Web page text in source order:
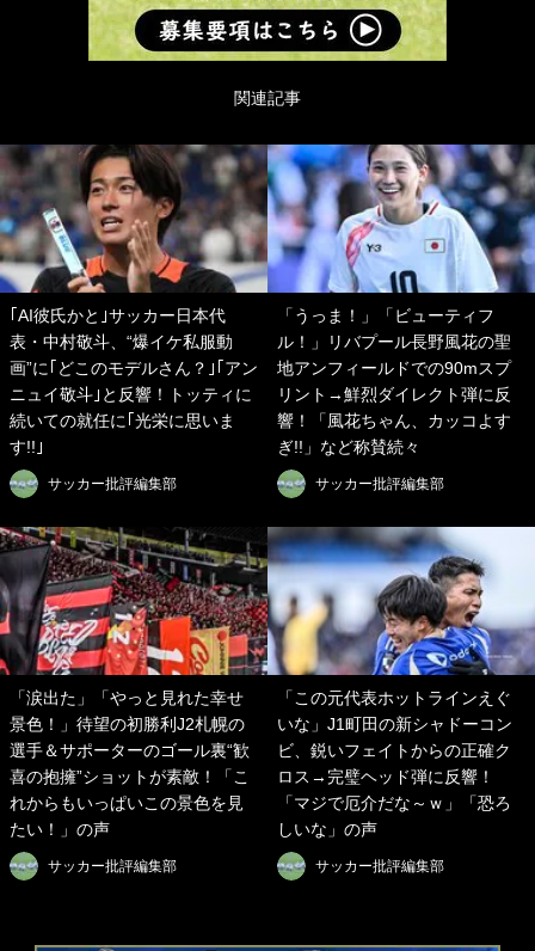
関連記事
｢AI彼氏かと｣サッカー日本代
表・中村敬斗、“爆イケ私服動
画”に｢どこのモデルさん？｣｢アン
ニュイ敬斗｣と反響！トッティに
続いての就任に｢光栄に思いま
す!!｣
サッカー批評編集部
「うっま！」「ビューティフ
ル！」リバプール長野風花の聖
地アンフィールドでの90mスプ
リント→鮮烈ダイレクト弾に反
響！「風花ちゃん、カッコよす
ぎ!!」など称賛続々
サッカー批評編集部
「涙出た」「やっと見れた幸せ
景色！」待望の初勝利J2札幌の
選手＆サポーターのゴール裏“歓
喜の抱擁”ショットが素敵！「こ
れからもいっぱいこの景色を見
たい！」の声
サッカー批評編集部
「この元代表ホットラインえぐ
いな」J1町田の新シャドーコン
ビ、鋭いフェイトからの正確ク
ロス→完璧ヘッド弾に反響！
「マジで厄介だな～ｗ」「恐ろ
しいな」の声
サッカー批評編集部